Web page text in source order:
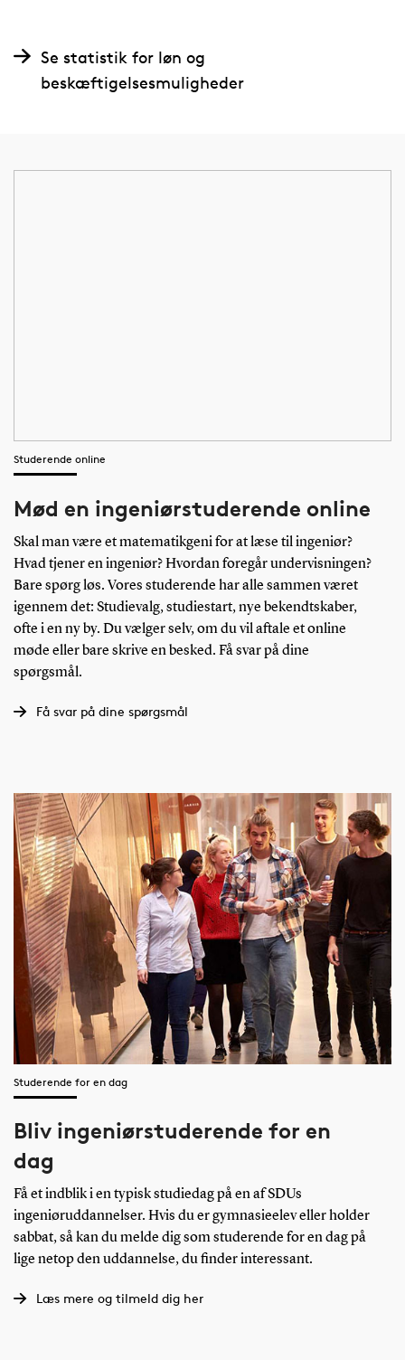
Se statistik for løn og
beskæftigelsesmuligheder
Studerende online
Mød en ingeniørstuderende online
Skal man være et matematikgeni for at læse til ingeniør?
Hvad tjener en ingeniør? Hvordan foregår undervisningen?
Bare spørg løs. Vores studerende har alle sammen været
igennem det: Studievalg, studiestart, nye bekendtskaber,
ofte i en ny by. Du vælger selv, om du vil aftale et online
møde eller bare skrive en besked. Få svar på dine
spørgsmål.
Få svar på dine spørgsmål
Studerende for en dag
Bliv ingeniørstuderende for en
dag
Få et indblik i en typisk studiedag på en af SDUs
ingeniøruddannelser. Hvis du er gymnasieelev eller holder
sabbat, så kan du melde dig som studerende for en dag på
lige netop den uddannelse, du finder interessant.
Læs mere og tilmeld dig her